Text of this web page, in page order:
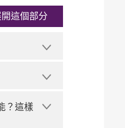
開這個部分
？這樣